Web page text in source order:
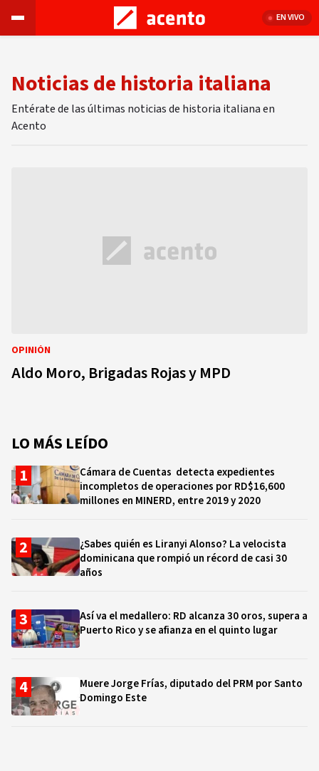
EN VIVO
Noticias de historia italiana
Entérate de las últimas noticias de historia italiana en
Acento
OPINIÓN
Aldo Moro, Brigadas Rojas y MPD
LO MÁS LEÍDO
Cámara de Cuentas detecta expedientes
incompletos de operaciones por RD$16,600
millones en MINERD, entre 2019 y 2020
¿Sabes quién es Liranyi Alonso? La velocista
dominicana que rompió un récord de casi 30
años
Así va el medallero: RD alcanza 30 oros, supera a
Puerto Rico y se afianza en el quinto lugar
Muere Jorge Frías, diputado del PRM por Santo
Domingo Este